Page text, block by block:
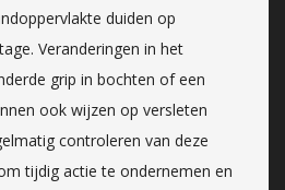
duiden op
Veranderingen in het
grip in bochten of een
ook wijzen op versleten
controleren van deze
tijdig actie te ondernemen en